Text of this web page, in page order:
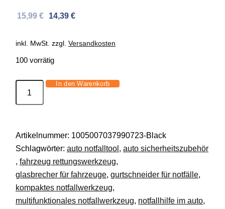
Ursprünglicher
war:
15,99 €
Aktueller
ist:
14,39 €
inkl. MwSt. zzgl. Versandkosten
100 vorrätig
Notfallhammer
Gurtschneider
Glasbrecher
DE.
Menge
In den Warenkorb
Artikelnummer: 1005007037990723-Black
Schlagwörter: auto notfalltool , auto sicherheitszubehör
, fahrzeug rettungswerkzeug,
glasbrecher für fahrzeuge, gurtschneider für notfälle,
kompaktes notfallwerkzeug,
multifunktionales notfallwerkzeug, notfallhilfe im auto,